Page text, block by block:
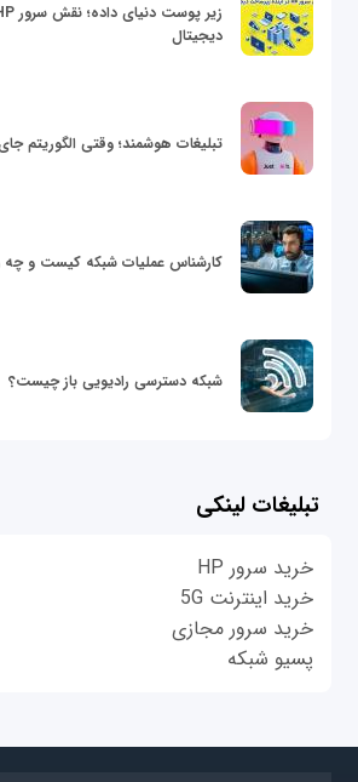
دیجیتال
تبلیغات هوشمند؛ وقتی الگوریتم
کارشناس عملیات شبکه کیست و چه
شبکه دسترسی رادیویی باز چیست؟
تبلیغات لینکی
خرید سرور HP
خرید اینترنت 5G
خرید سرور مجازی
پسیو شبکه